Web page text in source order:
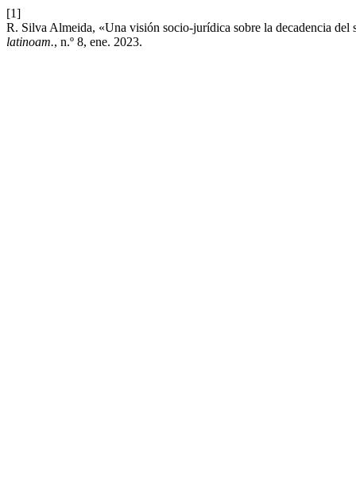
[1]
R. Silva Almeida, «Una visión socio-jurídica sobre la decadencia del
latinoam., n.º 8, ene. 2023.